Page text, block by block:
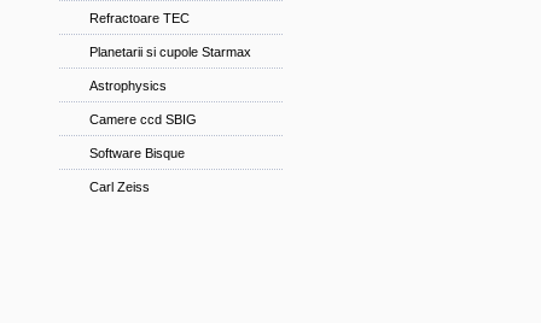
Refractoare TEC
Planetarii si cupole Starmax
Astrophysics
Camere ccd SBIG
Software Bisque
Carl Zeiss